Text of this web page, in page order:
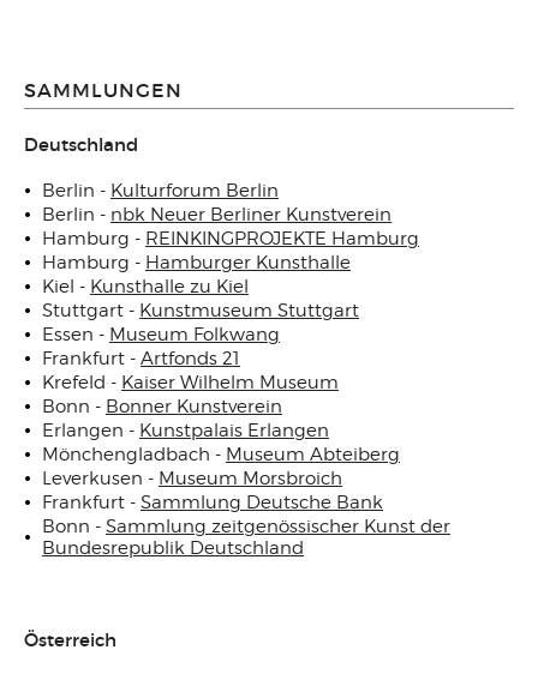
SAMMLUNGEN
Deutschland
Berlin - Kulturforum Berlin
Berlin - nbk Neuer Berliner Kunstverein
Hamburg - REINKINGPROJEKTE Hamburg
Hamburg - Hamburger Kunsthalle
Kiel - Kunsthalle zu Kiel
Stuttgart - Kunstmuseum Stuttgart
Essen - Museum Folkwang
Frankfurt - Artfonds 21
Krefeld - Kaiser Wilhelm Museum
Bonn - Bonner Kunstverein
Erlangen - Kunstpalais Erlangen
Mönchengladbach - Museum Abteiberg
Leverkusen - Museum Morsbroich
Frankfurt - Sammlung Deutsche Bank
Bonn - Sammlung zeitgenössischer Kunst der
Bundesrepublik Deutschland
Österreich